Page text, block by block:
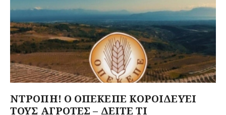
ΝΤΡΟΠΗ! Ο ΟΠΕΚΕΠΕ ΚΟΡΟΙΔΕΥΕΙ
ΤΟΥΣ ΑΓΡΟΤΕΣ – ΔΕΙΤΕ ΤΙ